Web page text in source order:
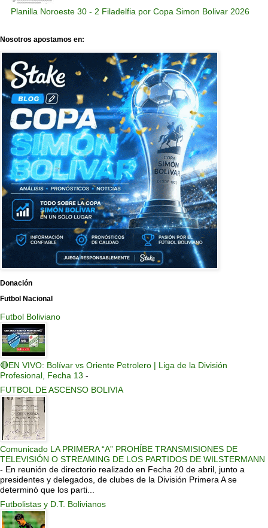
Planilla Noroeste 30 - 2 Filadelfia por Copa Simon Bolivar 2026
Nosotros apostamos en:
Donación
Futbol Nacional
Futbol Boliviano
🔴EN VIVO: Bolívar vs Oriente Petrolero | Liga de la División
Profesional, Fecha 13 -
FUTBOL DE ASCENSO BOLIVIA
Comunicado LA PRIMERA “A” PROHÍBE TRANSMISIONES DE
TELEVISIÓN O STREAMING DE LOS PARTIDOS DE WILSTERMANN
- En reunión de directorio realizado en Fecha 20 de abril, junto a
presidentes y delegados, de clubes de la División Primera A se
determinó que los parti...
Futbolistas y D.T. Bolivianos